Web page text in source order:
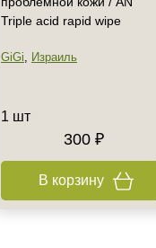
Triple acid rapid wipe
GiGi, Израиль
1 шт
300 ₽
В корзину